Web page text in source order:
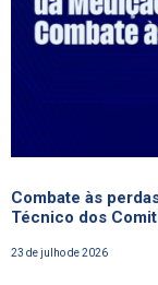
Combate às
Técnico dos
23 de julho de 2026